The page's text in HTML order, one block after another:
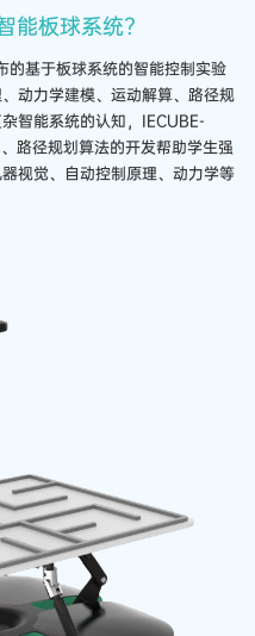
能板球系统?
基于板球系统的智能控制实验
动力学建模、运动解算、路径规
智能系统的认知，IECUBE-
路径规划算法的开发帮助学生强
视觉、自动控制原理、动力学等